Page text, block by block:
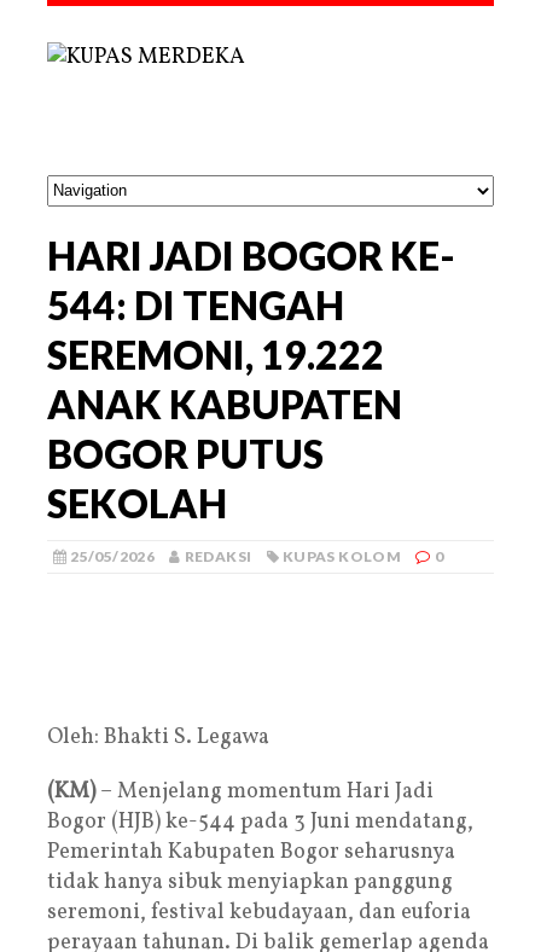
HARI JADI BOGOR KE-
544: DI TENGAH
SEREMONI, 19.222
ANAK KABUPATEN
BOGOR PUTUS
SEKOLAH
25/05/2026 REDAKSI KUPAS KOLOM 0
Oleh: Bhakti S. Legawa
(KM)– Menjelang momentum Hari Jadi
Bogor (HJB) ke-544 pada 3 Juni mendatang,
Pemerintah Kabupaten Bogor seharusnya
tidak hanya sibuk menyiapkan panggung
seremoni, festival kebudayaan, dan euforia
perayaan tahunan. Di balik gemerlap agenda